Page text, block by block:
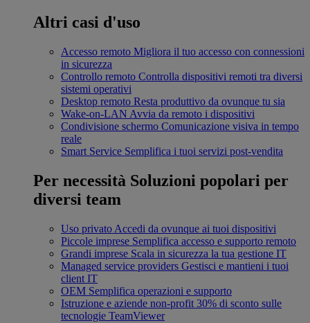
Altri casi d'uso
Accesso remoto Migliora il tuo accesso con connessioni
in sicurezza
Controllo remoto Controlla dispositivi remoti tra diversi
sistemi operativi
Desktop remoto Resta produttivo da ovunque tu sia
Wake-on-LAN Avvia da remoto i dispositivi
Condivisione schermo Comunicazione visiva in tempo
reale
Smart Service Semplifica i tuoi servizi post-vendita
Per necessità Soluzioni popolari per
diversi team
Uso privato Accedi da ovunque ai tuoi dispositivi
Piccole imprese Semplifica accesso e supporto remoto
Grandi imprese Scala in sicurezza la tua gestione IT
Managed service providers Gestisci e mantieni i tuoi
client IT
OEM Semplifica operazioni e supporto
Istruzione e aziende non-profit 30% di sconto sulle
tecnologie TeamViewer